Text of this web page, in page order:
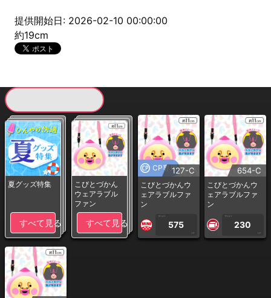
提供開始日: 2026-02-10 00:00:00
約19cm
夏グッズ特集
すべて見る
こびとづかん
ウェアラブル
ファン
すべて見る
CP専用127-C
こびとづかんウ
ェアラブルファ
ン
1PLAY
575
CP
654-C
こびとづかんウ
ェアラブルファ
ン
1PLAY
230
CP